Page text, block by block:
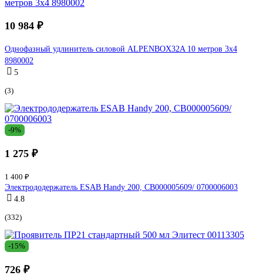
10 984 ₽
Однофазный удлинитель силовой ALPENBOX32A 10 метров 3х4
8980002
5
(3)
-9%
1 275 ₽
1 400 ₽
Электрододержатель ESAB Handy 200, СВ000005609/ 0700006003
4.8
(332)
-15%
726 ₽